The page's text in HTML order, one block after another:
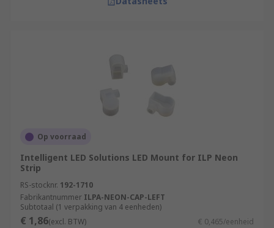
Op voorraad
Intelligent LED Solutions LED Mount for ILP Neon
Strip
RS-stocknr. 192-1710
Fabrikantnummer ILPA-NEON-CAP-LEFT
Subtotaal (1 verpakking van 4 eenheden)
€ 1,86(excl. BTW) € 0,465/eenheid